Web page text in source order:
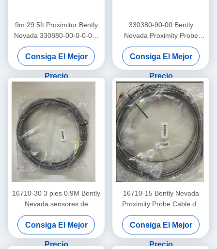
9m 29.5ft Proximitor Bently
Nevada 330880-00-0-0-03-
02 ProxPAC Proximidad
Transductor Asamblea
Consiga El Mejor
Precio
330380-90-00 Bently
Nevada Proximity Probe
3300 XL Sensor de
proximidad de alta
temperatura
Consiga El Mejor
Precio
16710-30 3 pies 0.9M Bently
Nevada sensores de
interconexión de cable
Consiga El Mejor
Precio
16710-15 Bently Nevada
Proximity Probe Cable de
interconexión con armadura
-15 - C
Consiga El Mejor
Precio